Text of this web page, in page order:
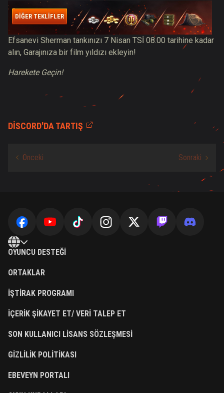
DİĞER TEKLİFLER
Efsanevi Sherman tankınızı 7 Nisan TSİ 08.00 tarihine kadar
alın, Garajınıza bir film yıldızı ekleyin!
Harekete Geçin!
DISCORD'DA TARTIŞ
OYUNCU DESTEĞI
ORTAKLAR
İŞTIRAK PROGRAMI
İÇERIK ŞIKAYET ET/ VERI TALEP ET
SON KULLANICI LISANS SÖZLEŞMESI
GIZLILIK POLITIKASI
EBEVEYN PORTALI